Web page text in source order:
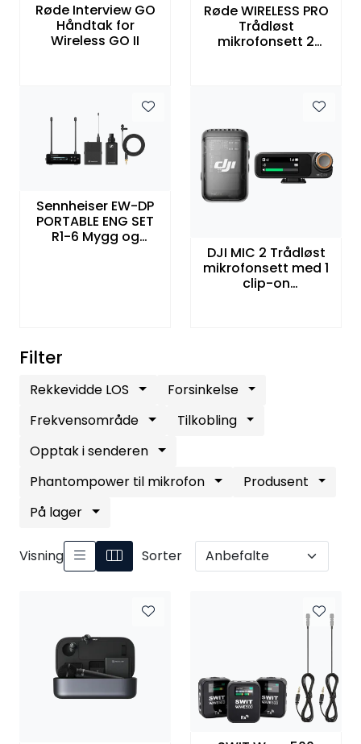
Røde Interview GO
Håndtak for
Wireless GO II
Røde WIRELESS PRO
Trådløst
mikrofonsett 2
Sennheiser EW-DP
PORTABLE ENG SET
R1-6 Mygg og
DJI MIC 2 Trådløst
mikrofonsett med 1
clip-on
Filter
Rekkevidde LOS
Forsinkelse
Frekvensområde
Tilkobling
Opptak i senderen
Phantompower til mikrofon
Produsent
På lager
Visning Sorter